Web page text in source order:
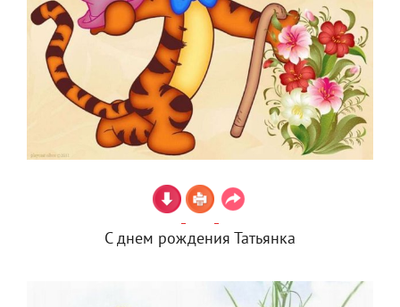
С днем рождения Татьянка